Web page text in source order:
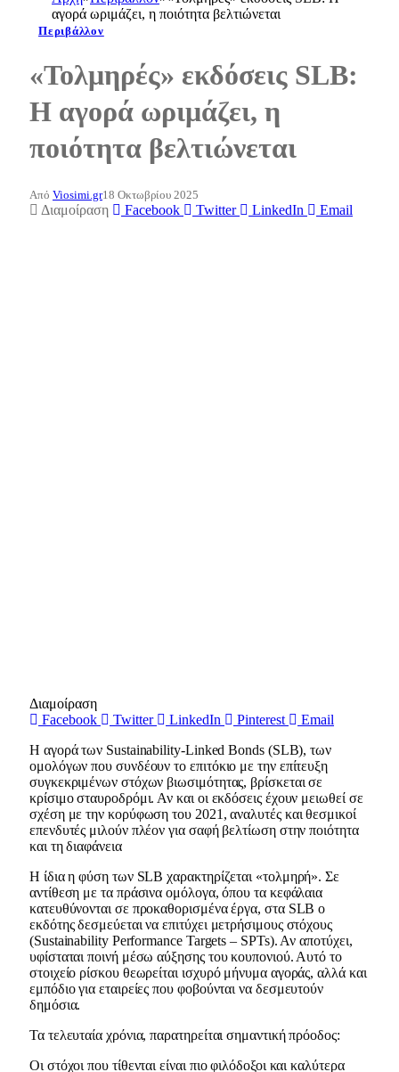
αγορά ωριμάζει, η ποιότητα βελτιώνεται
Περιβάλλον
«Τολμηρές» εκδόσεις SLB:
Η αγορά ωριμάζει, η
ποιότητα βελτιώνεται
Από Viosimi.gr18 Οκτωβρίου 2025
Διαμοίραση Facebook Twitter LinkedIn Email
Διαμοίραση
Facebook
Twitter LinkedIn Pinterest
Email
Η αγορά των Sustainability-Linked Bonds (SLB), των
ομολόγων που συνδέουν το επιτόκιο με την επίτευξη
συγκεκριμένων στόχων βιωσιμότητας, βρίσκεται σε
κρίσιμο σταυροδρόμι. Αν και οι εκδόσεις έχουν μειωθεί σε
σχέση με την κορύφωση του 2021, αναλυτές και θεσμικοί
επενδυτές μιλούν πλέον για σαφή βελτίωση στην ποιότητα
και τη διαφάνεια
Η ίδια η φύση των SLB χαρακτηρίζεται «τολμηρή». Σε
αντίθεση με τα πράσινα ομόλογα, όπου τα κεφάλαια
κατευθύνονται σε προκαθορισμένα έργα, στα SLB ο
εκδότης δεσμεύεται να επιτύχει μετρήσιμους στόχους
(Sustainability Performance Targets – SPTs). Αν αποτύχει,
υφίσταται ποινή μέσω αύξησης του κουπονιού. Αυτό το
στοιχείο ρίσκου θεωρείται ισχυρό μήνυμα αγοράς, αλλά και
εμπόδιο για εταιρείες που φοβούνται να δεσμευτούν
δημόσια.
Τα τελευταία χρόνια, παρατηρείται σημαντική πρόοδος:
Οι στόχοι που τίθενται είναι πιο φιλόδοξοι και καλύτερα